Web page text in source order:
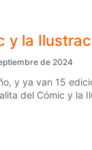
y la
de 2024
y ya van 15
del Cómic y la